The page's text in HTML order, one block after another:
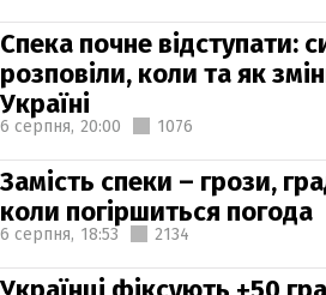
Спека почне відступати:
розповіли, коли та як
Україні
6 серпня, 20:00 1076
Замість спеки – грози,
коли погіршиться погода
6 серпня, 18:53 2134